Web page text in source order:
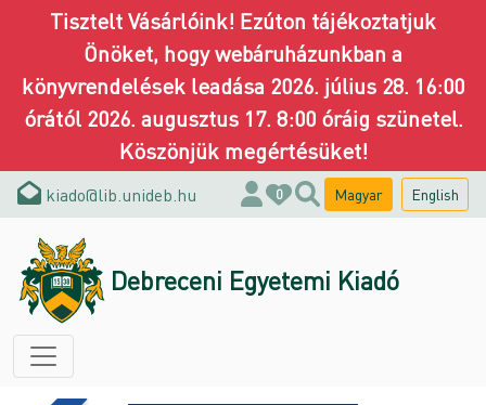
Tisztelt Vásárlóink! Ezúton tájékoztatjuk
Önöket, hogy webáruházunkban a
könyvrendelések leadása 2026. július 28. 16:00
órától 2026. augusztus 17. 8:00 óráig szünetel.
Köszönjük megértésüket!
kiado@lib.unideb.hu 0 Magyar English
Debreceni Egyetemi Kiadó